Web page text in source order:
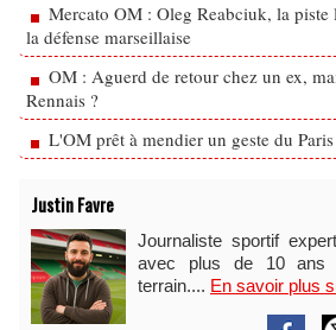
Mercato OM : Oleg Reabciuk, la
la défense marseillaise
OM : Aguerd de retour chez un ex,
Rennais ?
L'OM prêt à mendier un geste du
Justin Favre
Journaliste sportif
avec plus de 10 ans
terrain.... En savoir plus